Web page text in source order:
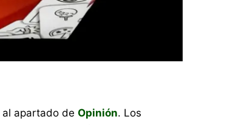
al apartado deOpinión. Los